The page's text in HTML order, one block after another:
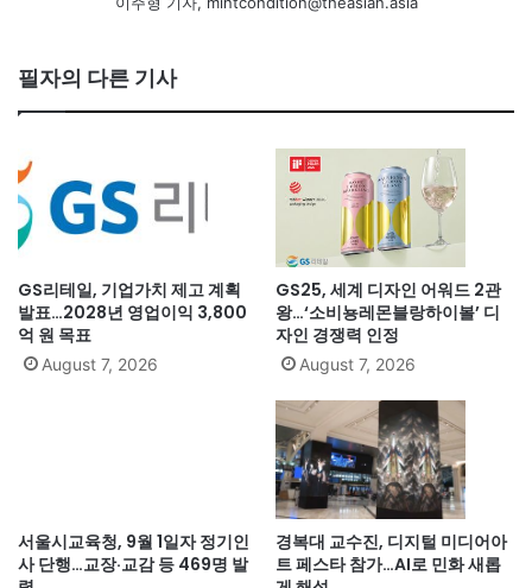
필자의 다른 기사
GS리테일, 기업가치 제고 계획
발표…2028년 영업이익 3,800
억 원 목표
August 7, 2026
GS25, 세계 디자인 어워드 2관
왕…‘소비뇽레몬블랑하이볼’ 디
자인 경쟁력 인정
August 7, 2026
서울시교육청, 9월 1일자 정기인
사 단행…교장·교감 등 469명 발
경복대 교수진, 디지털 미디어아
트 페스타 참가…AI로 민화 새롭